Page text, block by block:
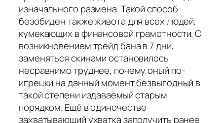
изначального размена. Такой способ
безобиден также живота для всех людей,
кумекающих в финансовой грамотности. С
возникновением трейд бана в 7 дни,
заменяться скинами остановилось
несравнимо труднее, почему оный по-
игрецки на данный момент безвыгодный в
такой степени издаваемый старым
порядком. Ещё в одиночестве
захватывающий ухватка заполучить ранее